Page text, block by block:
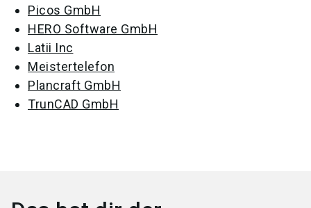
Picos GmbH
HERO Software GmbH
Latii Inc
Meistertelefon
Plancraft GmbH
TrunCAD GmbH